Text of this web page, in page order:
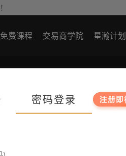
免费课程 交易商学院 星瀚计划
密码登录